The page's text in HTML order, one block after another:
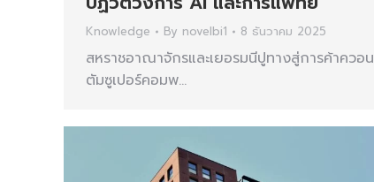
Knowledge By novelbi1 8 ธันวาคม 2025
สหราชอาณาจักรและเยอรมนีปูทางสู่การค้าควอน
ตัมซูเปอร์คอมพ…